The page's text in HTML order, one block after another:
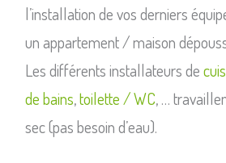
l’installation de vos derniers
un appartement / maison
Les différents installateurs de
de bains,toilette / WC, …
sec (pas besoin d’eau).